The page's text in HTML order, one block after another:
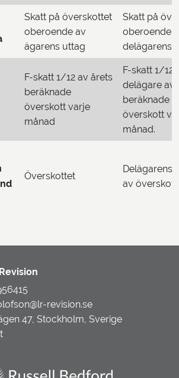
Skatt på överskottet
oberoende av
ägarens uttag
Skatt på
oberoende
delägarens
F-skatt 1/12 av årets
beräknade
överskott varje
månad
F-skatt 1/12
delägare av
beräknade
överskott
månad.
Överskottet
Delägarens
av
revision.se
47, Stockholm, Sverige